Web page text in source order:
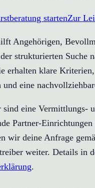
startenZur
Angehörigen,
strukturierten Suche
erhalten klare
und eine
eine Vermittlungs-
Partner-
wir deine Anfrage
weiter. Details in
.